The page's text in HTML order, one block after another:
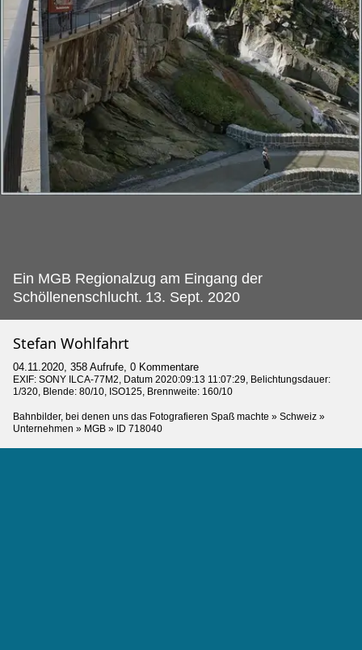
Ein MGB Regionalzug am Eingang der
Schöllenenschlucht. 13. Sept. 2020
Stefan Wohlfahrt
04.11.2020, 358 Aufrufe, 0 Kommentare
EXIF: SONY ILCA-77M2, Datum 2020:09:13 11:07:29, Belichtungsdauer:
1/320, Blende: 80/10, ISO125, Brennweite: 160/10
Bahnbilder, bei denen uns das Fotografieren Spaß machte » Schweiz »
Unternehmen » MGB » ID 718040